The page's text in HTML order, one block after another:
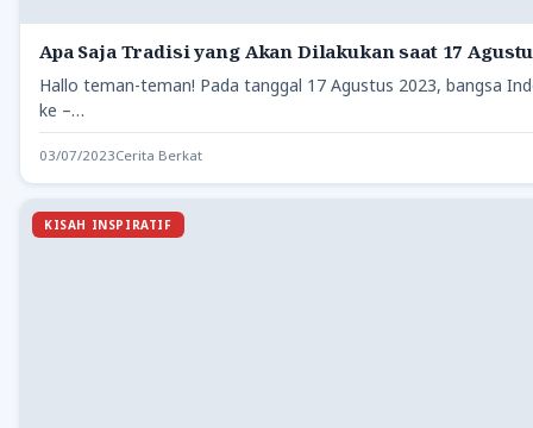
Apa Saja Tradisi yang Akan Dilakukan saat 17
Hallo teman-teman! Pada tanggal 17 Agustus 2023, bangsa
ke –…
03/07/2023Cerita Berkat
KISAH INSPIRATIF